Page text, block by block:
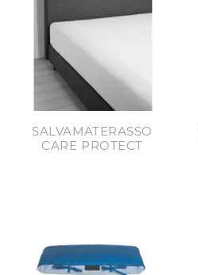
SALVAMATERASSO
CARE PROTECT